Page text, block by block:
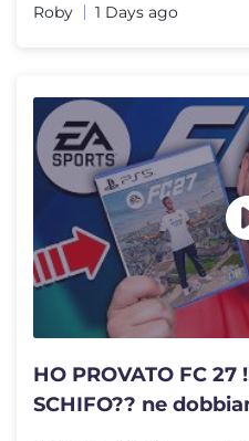
Roby 1 Days ago
HO PROVATO FC 27
SCHIFO?? ne